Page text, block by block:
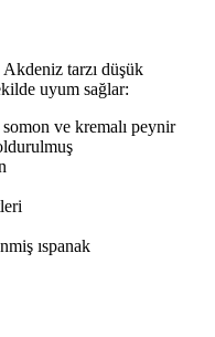
Akdeniz tarzı düşük
uyum sağlar:
ve kremalı peynir
ıspanak